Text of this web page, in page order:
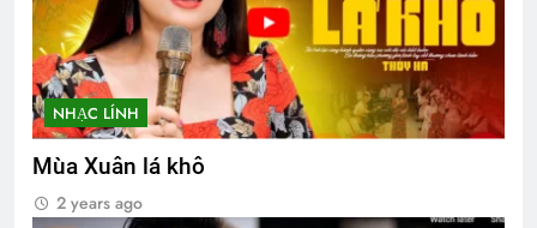
NHẠC LÍNH
Mùa Xuân lá khô
2 years ago